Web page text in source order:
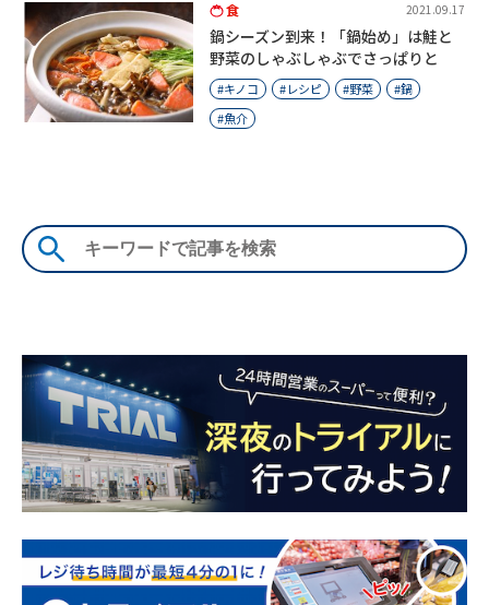
食 2021.09.17
鍋シーズン到来！「鍋始め」は鮭と
野菜のしゃぶしゃぶでさっぱりと
キノコ レシピ 野菜
鍋
魚介